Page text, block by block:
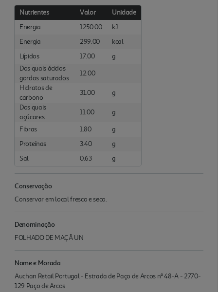
Nutrientes Valor
Unidade
Energia
1250.00
kJ
Energia
299.00
kcal
Lípidos
17.00
g
Dos quais ácidos
gordos saturados
12.00
Hidratos de
carbono
31.00
g
Dos quais
açúcares
11.00 g
Fibras 1.80
g
Proteínas
3.40
g
Sal
0.63 g
Conservação
Conservar em local fresco e seco.
Denominação
FOLHADO DE MAÇÃ UN
Nome e Morada
Auchan Retail Portugal - Estrada de Paço de Arcos nº 48-A - 2770-
129 Paço de Arcos